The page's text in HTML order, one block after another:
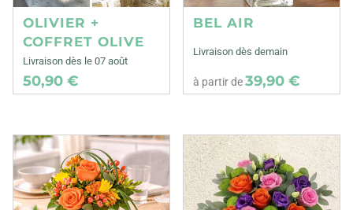
OLIVIER +
COFFRET OLIVE
Livraison dès le 07 août
50,90 €
BEL AIR
Livraison dès demain
à partir de39,90 €